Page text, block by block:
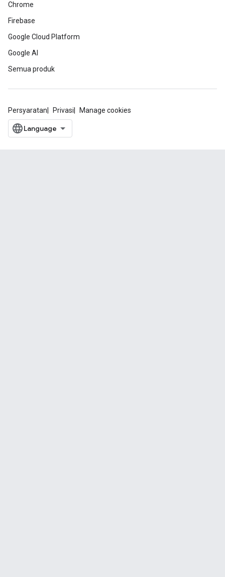
Chrome
Firebase
Google Cloud Platform
Google AI
Semua produk
Persyaratan Privasi Manage cookies